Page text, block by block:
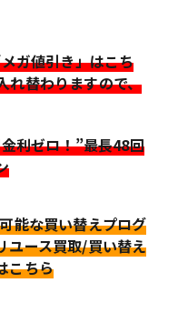
ガ値引き」はこち
れ替わりますので、
利ゼロ！”最長48回
能な買い替えプログ
ユース買取/買い替え
こちら